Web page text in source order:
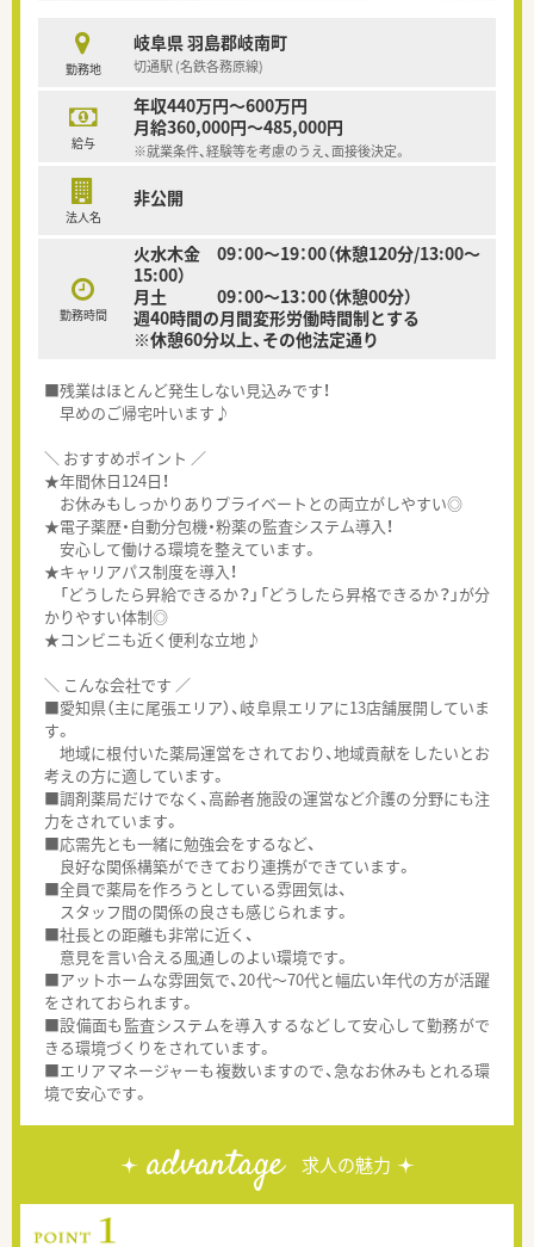
勤務地
岐阜県 羽島郡岐南町
切通駅 (名鉄各務原線)
給与
年収440万円～600万円
月給360,000円～485,000円
※就業条件、経験等を考慮のうえ、面接後決定。
法人名
非公開
勤務時間
火水木金 09：00～19：00（休憩120分/13:00～
15:00）
月土 09：00～13：00（休憩00分）
週40時間の月間変形労働時間制とする
※休憩60分以上、その他法定通り
■残業はほとんど発生しない見込みです！
早めのご帰宅叶います♪
＼ おすすめポイント ／
★年間休日124日！
お休みもしっかりありプライベートとの両立がしやすい◎
★電子薬歴・自動分包機・粉薬の監査システム導入！
安心して働ける環境を整えています。
★キャリアパス制度を導入！
「どうしたら昇給できるか？」「どうしたら昇格できるか？」が分
かりやすい体制◎
★コンビニも近く便利な立地♪
＼ こんな会社です ／
■愛知県（主に尾張エリア）、岐阜県エリアに13店舗展開していま
す。
地域に根付いた薬局運営をされており、地域貢献をしたいとお
考えの方に適しています。
■調剤薬局だけでなく、高齢者施設の運営など介護の分野にも注
力をされています。
■応需先とも一緒に勉強会をするなど、
良好な関係構築ができており連携ができています。
■全員で薬局を作ろうとしている雰囲気は、
スタッフ間の関係の良さも感じられます。
■社長との距離も非常に近く、
意見を言い合える風通しのよい環境です。
■アットホームな雰囲気で、20代～70代と幅広い年代の方が活躍
をされておられます。
■設備面も監査システムを導入するなどして安心して勤務がで
きる環境づくりをされています。
■エリアマネージャーも複数いますので、急なお休みもとれる環
境で安心です。
advantage 求人の魅力